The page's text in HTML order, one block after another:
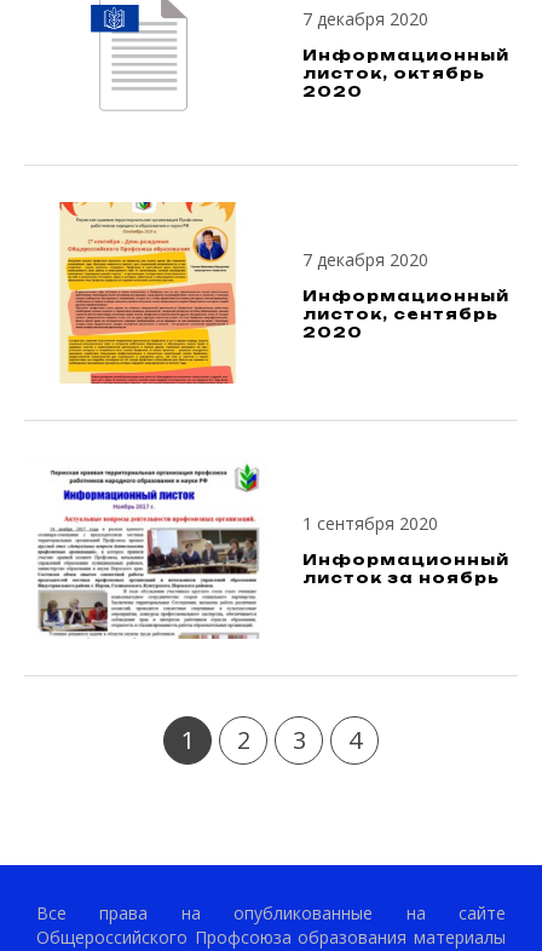
7 декабря 2020
Информационный
листок, октябрь
2020
7 декабря 2020
Информационный
листок, сентябрь
2020
1 сентября 2020
Информационный
листок за ноябрь
1 2 3 4
Все права на опубликованные на сайте
Общероссийского Профсоюза образования материалы